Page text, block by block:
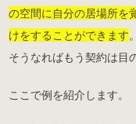
の空間に自分の居場所を
けをすることができます。
そうなればもう契約は目
ここで例を紹介します。